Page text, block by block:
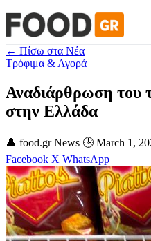
← Πίσω στα Νέα
Τρόφιμα & Αγορά
Αναδιάρθρωση του
στην Ελλάδα
👤 food.gr News 🕒 March 1,
Facebook X WhatsApp